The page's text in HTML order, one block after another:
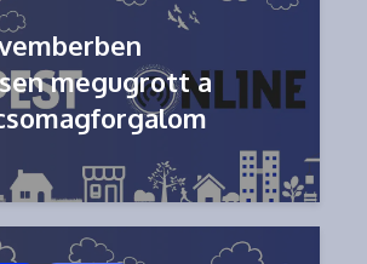
megugrott a